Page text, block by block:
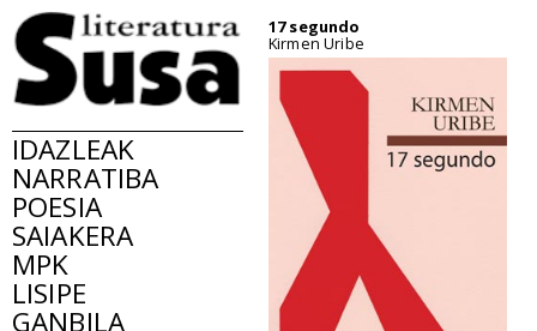
IDAZLEAK
NARRATIBA
POESIA
SAIAKERA
MPK
LISIPE
GANBILA
17 segundo
Kirmen Uribe